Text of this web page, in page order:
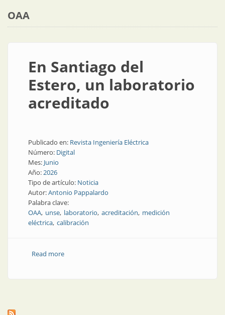
OAA
En Santiago del
Estero, un laboratorio
acreditado
Publicado en: Revista Ingeniería Eléctrica
Número: Digital
Mes: Junio
Año:2026
Tipo de artículo: Noticia
Autor:Antonio Pappalardo
Palabra clave:
OAA unse laboratorio acreditación medición
eléctrica calibración
Read moreabout En Santiago del Estero, un laboratorio